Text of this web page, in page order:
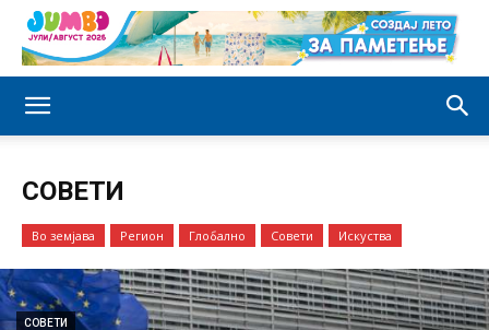
СОВЕТИ
Во земјава Регион Глобално Совети Искуства
СОВЕТИ